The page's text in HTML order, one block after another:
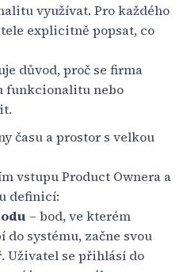
využívat. Pro každého
explicitně popsat, co
důvod, proč se firma
funkcionalitu nebo
času a prostor s velkou
vstupu Product Ownera a
definicí:
– bod, ve kterém
do systému, začne svou
Uživatel se přihlásí do